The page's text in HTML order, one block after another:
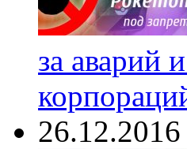
за аварий
26.12.2016